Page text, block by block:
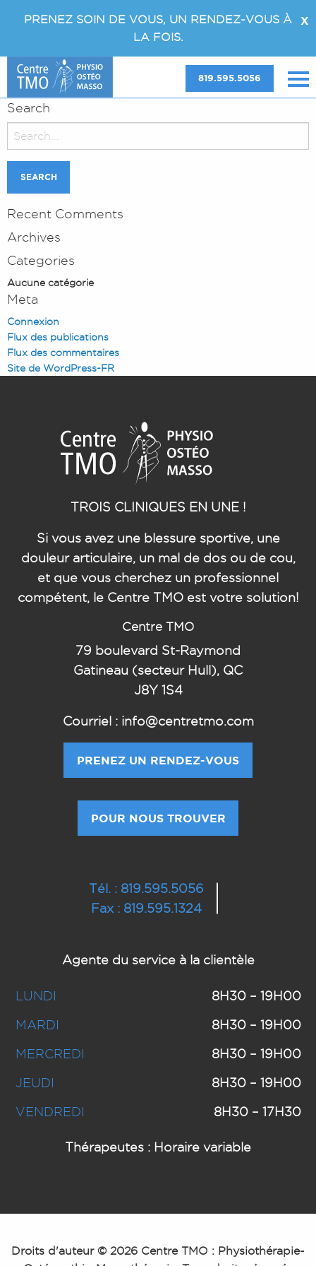
X
PRENEZ SOIN DE VOUS, UN RENDEZ-VOUS À
LA FOIS.
819.595.5056
Search
Search
for:
Recent Comments
Archives
Categories
Aucune catégorie
Meta
Connexion
Flux des publications
Flux des commentaires
Site de WordPress-FR
TROIS CLINIQUES EN UNE !
Si vous avez une blessure sportive, une
douleur articulaire, un mal de dos ou de cou,
et que vous cherchez un professionnel
compétent, le Centre TMO est votre solution!
Centre TMO
79 boulevard St-Raymond
Gatineau (secteur Hull), QC
J8Y 1S4
Courriel : info@centretmo.com
PRENEZ UN RENDEZ-VOUS
POUR NOUS TROUVER
Tél. : 819.595.5056
Fax : 819.595.1324
Agente du service à la clientèle
LUNDI 8H30 – 19H00
MARDI 8H30 – 19H00
MERCREDI 8H30 – 19H00
JEUDI 8H30 – 19H00
VENDREDI 8H30 – 17H30
Thérapeutes : Horaire variable
Droits d'auteur © 2026 Centre TMO : Physiothérapie-